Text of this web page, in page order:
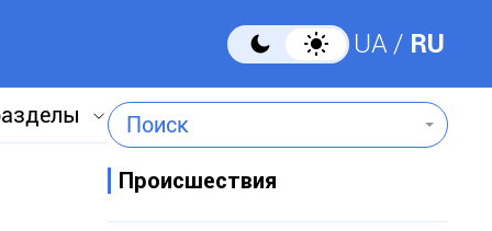
UA RU
Поиск
Происшествия